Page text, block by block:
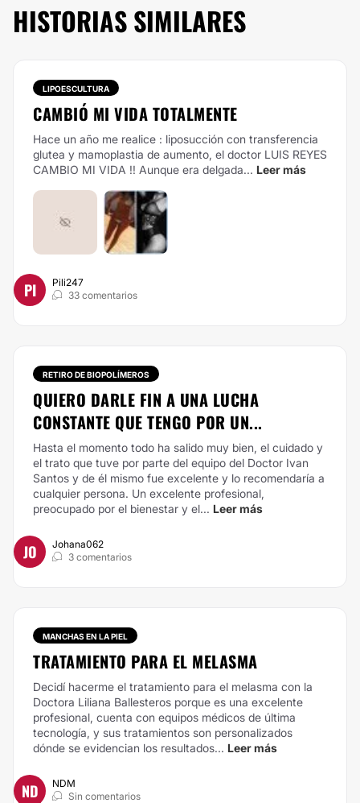
HISTORIAS SIMILARES
LIPOESCULTURA
CAMBIÓ MI VIDA TOTALMENTE
Hace un año me realice : liposucción con transferencia
glutea y mamoplastia de aumento, el doctor LUIS REYES
CAMBIO MI VIDA !! Aunque era delgada... Leer más
PI
Pili247
33 comentarios
RETIRO DE BIOPOLÍMEROS
QUIERO DARLE FIN A UNA LUCHA
CONSTANTE QUE TENGO POR UN...
Hasta el momento todo ha salido muy bien, el cuidado y
el trato que tuve por parte del equipo del Doctor Ivan
Santos y de él mismo fue excelente y lo recomendaría a
cualquier persona. Un excelente profesional,
preocupado por el bienestar y el... Leer más
JO
Johana062
3 comentarios
MANCHAS EN LA PIEL
TRATAMIENTO PARA EL MELASMA
Decidí hacerme el tratamiento para el melasma con la
Doctora Liliana Ballesteros porque es una excelente
profesional, cuenta con equipos médicos de última
tecnología, y sus tratamientos son personalizados
dónde se evidencian los resultados... Leer más
ND
NDM
Sin comentarios